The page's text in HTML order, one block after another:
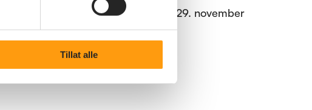
Tillat alle
Jubileumsfest 29. november
2024.